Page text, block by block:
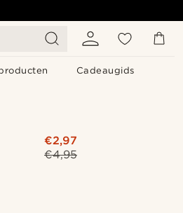
Cadeaugids
€4,95
€2,97